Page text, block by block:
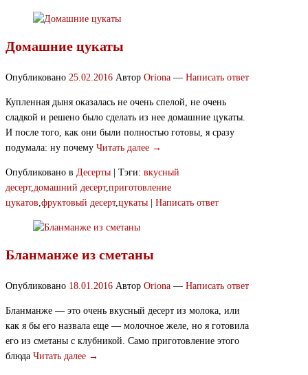
Домашние цукаты
Опубликовано 25.02.2016 Автор Oriona — Написать ответ
Купленная дыня оказалась не очень спелой, не очень
сладкой и решено было сделать из нее домашние цукаты.
И после того, как они были полностью готовы, я сразу
подумала: ну почему Читать далее →
Опубликовано в Десерты Тэги: вкусный
десерт, домашний десерт, приготовление
цукатов фруктовый десерт, цукаты Написать ответ
Бланманже из сметаны
Опубликовано 18.01.2016 Автор Oriona — Написать ответ
Бланманже — это очень вкусный десерт из молока, или
как я бы его назвала еще — молочное желе, но я готовила
его из сметаны с клубникой. Само приготовление этого
блюда Читать далее →